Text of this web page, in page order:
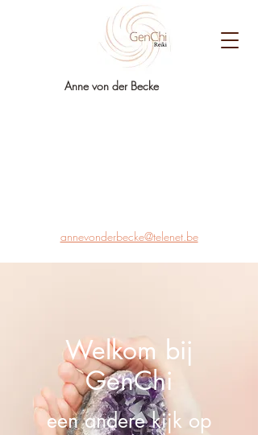
Anne von der Becke
annevonderbecke@telenet.be
Welkom bij
GenChi
een andere kijk op